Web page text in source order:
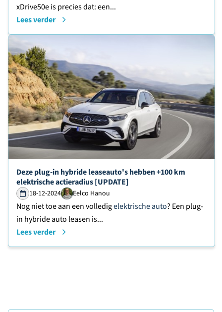
xDrive50e is precies dat: een...
Lees verder
Lees verder over
Deze plug-in hybride leaseauto's hebben +100 km
elektrische actieradius [UPDATE]
18-12-2024 Eelco Hanou
Nog niet toe aan een volledigelektrische auto? Een plug-
in hybride auto leasen is...
Lees verder